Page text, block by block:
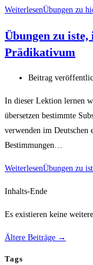
WeiterlesenÜbungen zu
Übungen zu
Prädikativum
Beitrag
In dieser Lektion lernen
übersetzen bestimmte
verwenden im
Bestimmungen…
WeiterlesenÜbungen zu
Inhalts-Ende
Es existieren keine
Ältere Beiträge →
Tags